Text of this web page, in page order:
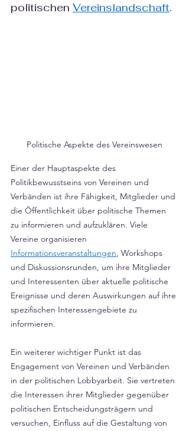
politischen Vereinslandschaft.
Politische Aspekte des Vereinswesen
Einer der Hauptaspekte des
Politikbewusstseins von Vereinen und
Verbänden ist ihre Fähigkeit, Mitglieder und
die Öffentlichkeit über politische Themen
zu informieren und aufzuklären. Viele
Vereine organisieren
Informationsveranstaltungen, Workshops
und Diskussionsrunden, um ihre Mitglieder
und Interessenten über aktuelle politische
Ereignisse und deren Auswirkungen auf ihre
spezifischen Interessengebiete zu
informieren.
Ein weiterer wichtiger Punkt ist das
Engagement von Vereinen und Verbänden
in der politischen Lobbyarbeit. Sie vertreten
die Interessen ihrer Mitglieder gegenüber
politischen Entscheidungsträgern und
versuchen, Einfluss auf die Gestaltung von